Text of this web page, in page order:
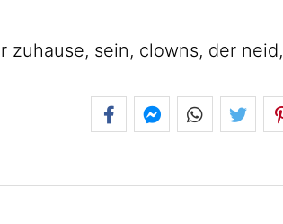
sein, clowns, der neid,